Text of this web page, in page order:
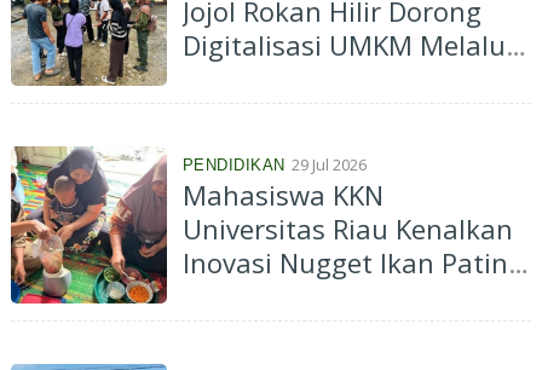
Jojol Rokan Hilir Dorong
Digitalisasi UMKM Melalui
Berbasis Digital
PENDIDIKAN 29 Jul 2026
Mahasiswa KKN
Universitas Riau Kenalkan
Inovasi Nugget Ikan Patin,
Stunting di Tanjung